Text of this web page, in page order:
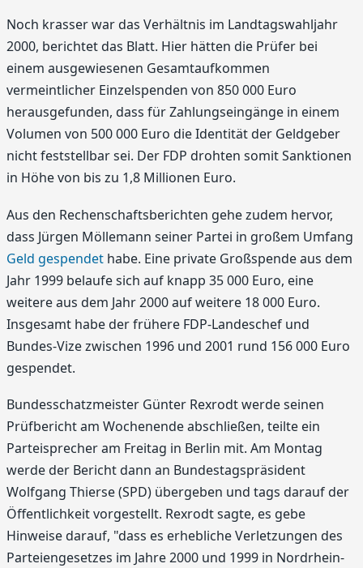
Noch krasser war das Verhältnis im Landtagswahljahr
2000, berichtet das Blatt. Hier hätten die Prüfer bei
einem ausgewiesenen Gesamtaufkommen
vermeintlicher Einzelspenden von 850 000 Euro
herausgefunden, dass für Zahlungseingänge in einem
Volumen von 500 000 Euro die Identität der Geldgeber
nicht feststellbar sei. Der FDP drohten somit Sanktionen
in Höhe von bis zu 1,8 Millionen Euro.
Aus den Rechenschaftsberichten gehe zudem hervor,
dass Jürgen Möllemann seiner Partei in großem Umfang
Geld gespendet habe. Eine private Großspende aus dem
Jahr 1999 belaufe sich auf knapp 35 000 Euro, eine
weitere aus dem Jahr 2000 auf weitere 18 000 Euro.
Insgesamt habe der frühere FDP-Landeschef und
Bundes-Vize zwischen 1996 und 2001 rund 156 000 Euro
gespendet.
Bundesschatzmeister Günter Rexrodt werde seinen
Prüfbericht am Wochenende abschließen, teilte ein
Parteisprecher am Freitag in Berlin mit. Am Montag
werde der Bericht dann an Bundestagspräsident
Wolfgang Thierse (SPD) übergeben und tags darauf der
Öffentlichkeit vorgestellt. Rexrodt sagte, es gebe
Hinweise darauf, "dass es erhebliche Verletzungen des
Parteiengesetzes im Jahre 2000 und 1999 in Nordrhein-